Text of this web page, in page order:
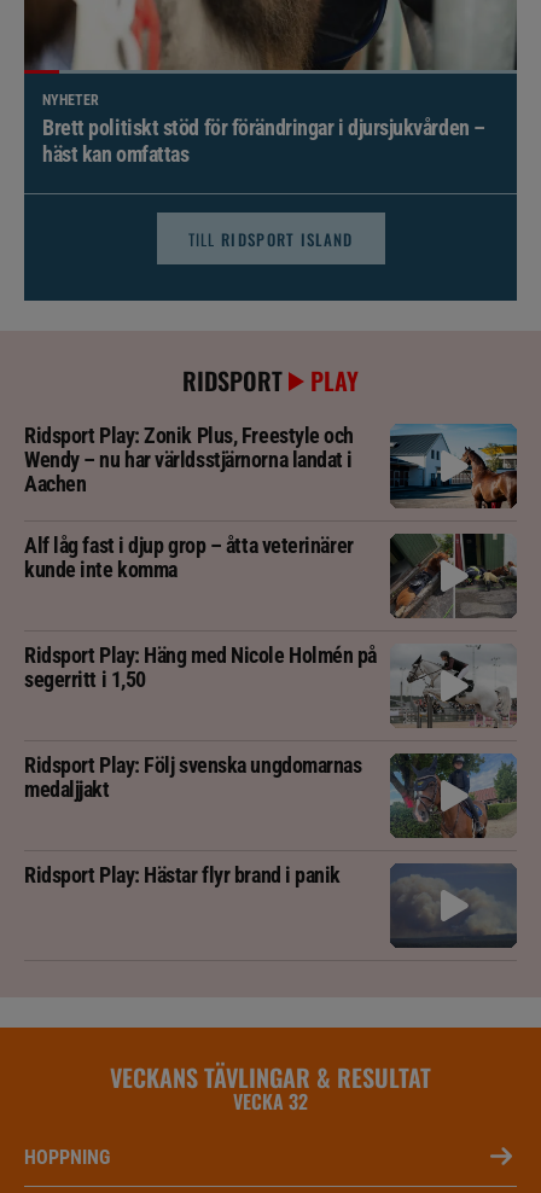
NYHETER
Brett politiskt stöd för förändringar i djursjukvården –
häst kan omfattas
TILL RIDSPORT ISLAND
RIDSPORT PLAY
Ridsport Play: Zonik Plus, Freestyle och
Wendy – nu har världsstjärnorna landat i
Aachen
Alf låg fast i djup grop – åtta veterinärer
kunde inte komma
Ridsport Play: Häng med Nicole Holmén på
segerritt i 1,50
Ridsport Play: Följ svenska ungdomarnas
medaljjakt
Ridsport Play: Hästar flyr brand i panik
VECKANS TÄVLINGAR & RESULTAT
VECKA 32
HOPPNING